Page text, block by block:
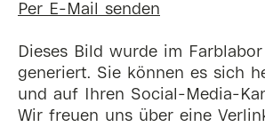
Per E-Mail senden
Dieses Bild wurde im
generiert. Sie können es sich
und auf Ihren Social-Media-
Wir freuen uns über eine